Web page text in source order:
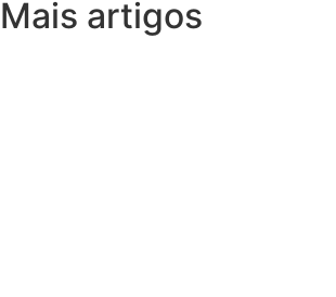
Mais artigos